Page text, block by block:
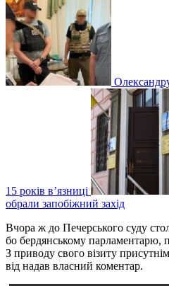
15 років в’язниці
обрали запобіжний захід
Вчора ж до Печерського суду
бо бердянському парламентарю,
З приводу свого візиту
від надав власний коментар.